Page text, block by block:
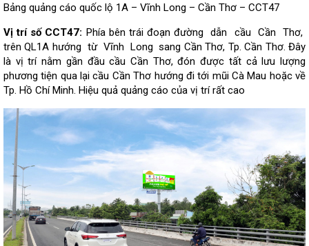
Bảng quảng cáo quốc lộ 1A – Vĩnh Long – Cần Thơ – CCT47
Vị trí số CCT47: Phía bên trái đoạn đường dẫn cầu Cần Thơ,
trên QL1A hướng từ Vĩnh Long sang Cần Thơ, Tp. Cần Thơ. Đây
là vị trí nằm gần đầu cầu Cần Thơ, đón được tất cả lưu lượng
phương tiện qua lại cầu Cần Thơ hướng đi tới mũi Cà Mau hoặc về
Tp. Hồ Chí Minh. Hiệu quả quảng cáo của vị trí rất cao